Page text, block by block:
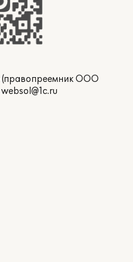
(правопреемник ООО
websol@1c.ru